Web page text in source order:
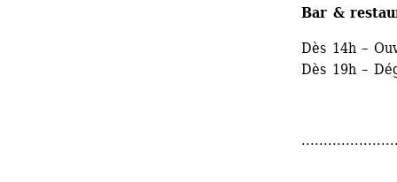
Bar &
Dès 14h –
Dès 19h –